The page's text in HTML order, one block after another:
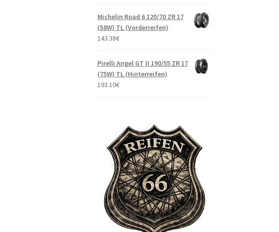
Michelin Road 6 120/70 ZR 17
(58W) TL (Vorderreifen)
143.38€
Pirelli Angel GT II 190/55 ZR 17
(75W) TL (Hinterreifen)
193.10€